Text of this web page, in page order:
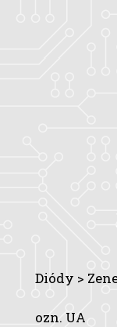
Diódy >
ozn. UA